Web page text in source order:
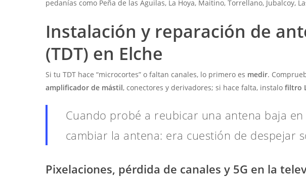
pedanías como Peña de las Águilas, La Hoya, Maitino, Torrellano, Jubalcoy,
Instalación y reparación de
(TDT) en Elche
Si tu TDT hace “microcortes” o faltan canales, lo primero es medir.
amplificador de mástil, conectores y derivadores; si hace falta, instalofiltro
Cuando probé a reubicar una antena baja
cambiar la antena: era cuestión de despejar
Pixelaciones, pérdida de canales y 5G en la